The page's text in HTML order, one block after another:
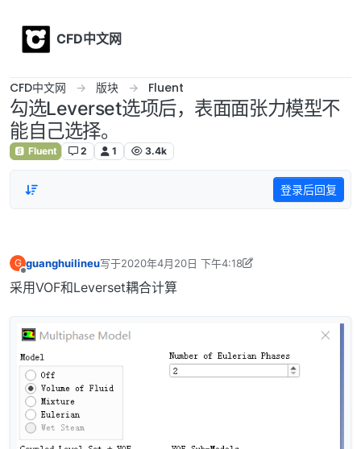
CFD中文网
CFD中文网 版块 Fluent
勾选Leverset选项后，表面面张力模型不
能自己选择。
Fluent 2 1 3.4k
登录后回复
G guanghuilineu写于2020年4月20日 下午4:18
最后由 李东岳 编辑2020年4月21日 上午9:13
采用VOF和Leverset耦合计算